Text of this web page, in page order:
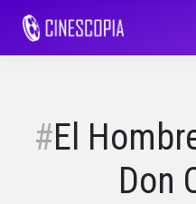
El
Don